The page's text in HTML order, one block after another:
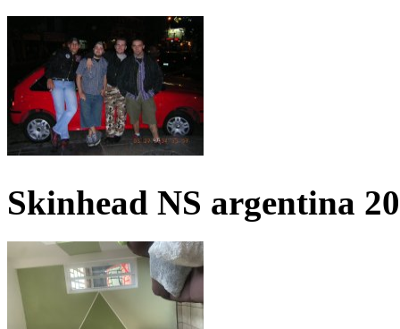
Skinhead NS argentina